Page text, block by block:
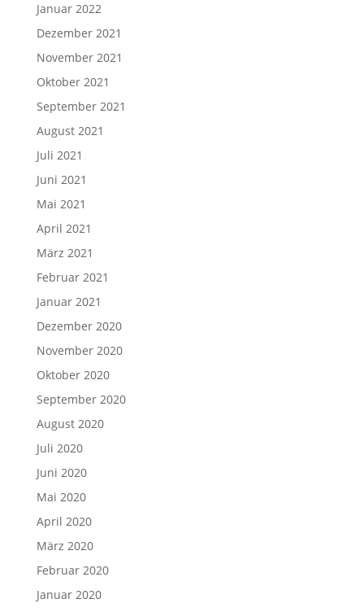
Januar 2022
Dezember 2021
November 2021
Oktober 2021
September 2021
August 2021
Juli 2021
Juni 2021
Mai 2021
April 2021
März 2021
Februar 2021
Januar 2021
Dezember 2020
November 2020
Oktober 2020
September 2020
August 2020
Juli 2020
Juni 2020
Mai 2020
April 2020
März 2020
Februar 2020
Januar 2020